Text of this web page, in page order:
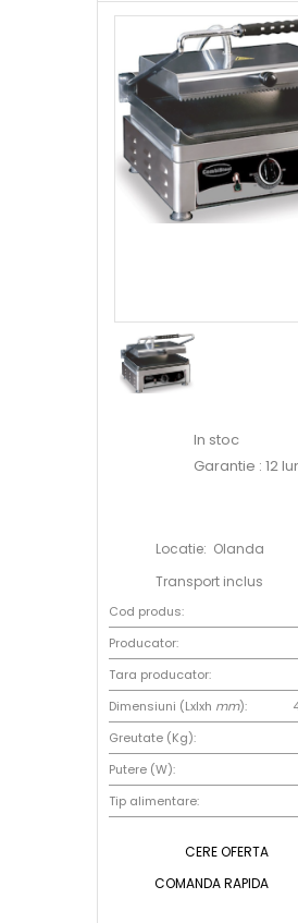
In stoc
Garantie : 12
Locatie: Olanda
Transport inclus
Cod produs:
Producator:
Tara producator:
Dimensiuni (Lxlxh mm):
Greutate (Kg):
Putere (W):
Tip alimentare:
CERE OFERTA
COMANDA RAPIDA